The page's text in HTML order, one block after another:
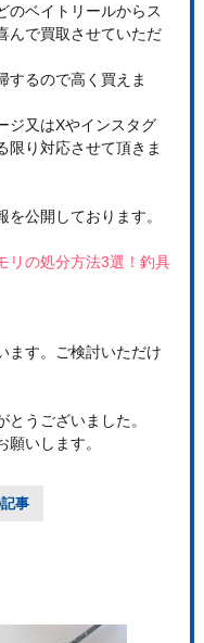
のベイトリールからス
んで買取させていただ
するので高く買えま
ジ又はXやインスタグ
限り対応させて頂きま
公開しております。
リの処分方法3選！釣具
ます。ご検討いただけ
うございました。
いします。
事